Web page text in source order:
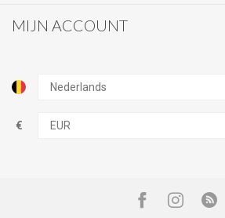
MIJN ACCOUNT
€